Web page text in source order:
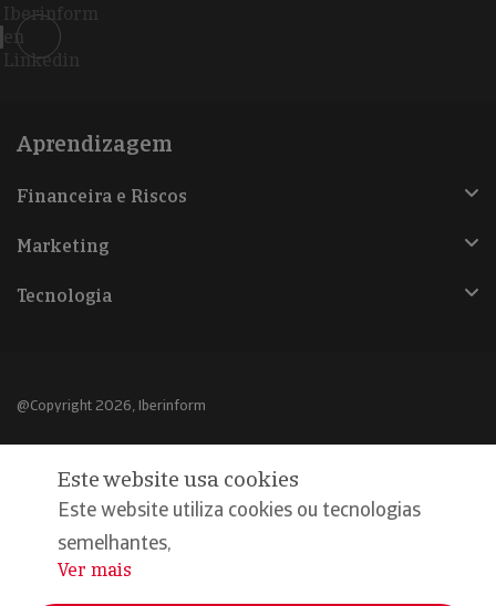
Iberinform
en
Linkedin
Aprendizagem
Financeira e Riscos
Marketing
Tecnologia
@Copyright 2026, Iberinform
Declaração de privacidade
Compromisso qualidade e segurança
Este website usa cookies
Este website utiliza cookies ou tecnologias
semelhantes,
...
Ver mais